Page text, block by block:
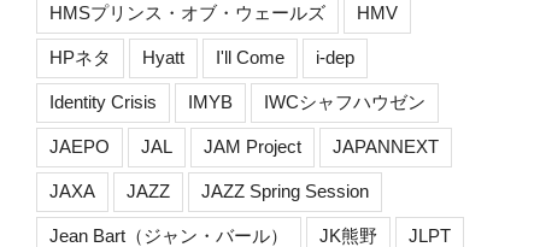
HMSプリンス・オブ・ウェールズ HMV
HPネタ Hyatt I'll Come i-dep
Identity Crisis IMYB IWCシャフハウゼン
JAEPO JAL JAM Project JAPANNEXT
JAXA JAZZ JAZZ Spring Session
Jean Bart（ジャン・バール） JK熊野 JLPT